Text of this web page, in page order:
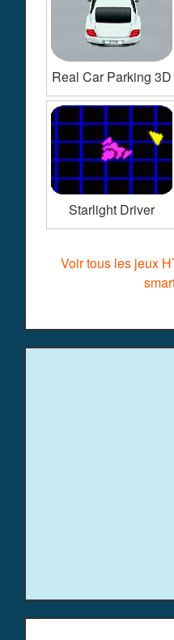
Real Car Parking 3D
Starlight Driver
Voir tous les jeux